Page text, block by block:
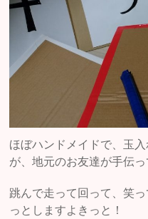
ほぼハンドメイドで、玉
が、地元のお友達が手伝
跳んで走って回って、笑
っとしますよきっと！